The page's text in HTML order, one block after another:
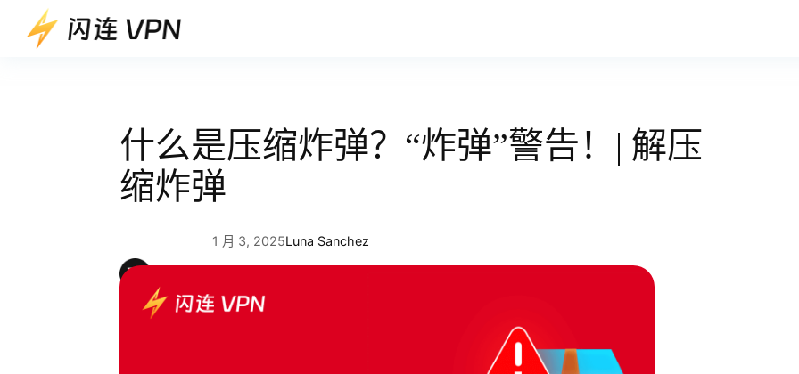
什么是压缩炸弹？“炸弹”警告！| 解压
缩炸弹
1 月 3, 2025Luna Sanchez